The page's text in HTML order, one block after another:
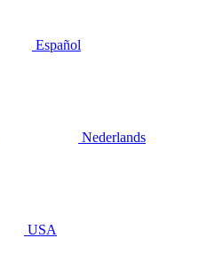
Español
Nederlands
USA